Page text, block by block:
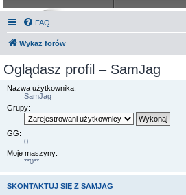
FAQ
Wykaz forów
Oglądasz profil – SamJag
Nazwa użytkownika:
SamJag
Grupy:
GG:
0
Moje maszyny:
**0**
SKONTAKTUJ SIĘ Z SAMJAG